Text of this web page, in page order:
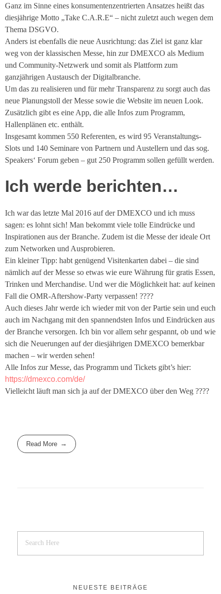
Ganz im Sinne eines konsumentenzentrierten Ansatzes heißt das
diesjährige Motto „Take C.A.R.E“ – nicht zuletzt auch wegen dem
Thema DSGVO.
Anders ist ebenfalls die neue Ausrichtung: das Ziel ist ganz klar
weg von der klassischen Messe, hin zur DMEXCO als Medium
und Community-Netzwerk und somit als Plattform zum
ganzjährigen Austausch der Digitalbranche.
Um das zu realisieren und für mehr Transparenz zu sorgt auch das
neue Planungstoll der Messe sowie die Website im neuen Look.
Zusätzlich gibt es eine App, die alle Infos zum Programm,
Hallenplänen etc. enthält.
Insgesamt kommen 550 Referenten, es wird 95 Veranstaltungs-
Slots und 140 Seminare von Partnern und Austellern und das sog.
Speakers‘ Forum geben – gut 250 Programm sollen gefüllt werden.
Ich werde berichten…
Ich war das letzte Mal 2016 auf der DMEXCO und ich muss
sagen: es lohnt sich! Man bekommt viele tolle Eindrücke und
Inspirationen aus der Branche. Zudem ist die Messe der ideale Ort
zum Networken und Ausprobieren.
Ein kleiner Tipp: habt genügend Visitenkarten dabei – die sind
nämlich auf der Messe so etwas wie eure Währung für gratis Essen,
Trinken und Merchandise. Und wer die Möglichkeit hat: auf keinen
Fall die OMR-Aftershow-Party verpassen! ????
Auch dieses Jahr werde ich wieder mit von der Partie sein und euch
auch im Nachgang mit den spannendsten Infos und Eindrücken aus
der Branche versorgen. Ich bin vor allem sehr gespannt, ob und wie
sich die Neuerungen auf der diesjährigen DMEXCO bemerkbar
machen – wir werden sehen!
Alle Infos zur Messe, das Programm und Tickets gibt’s hier:
https://dmexco.com/de/
Vielleicht läuft man sich ja auf der DMEXCO über den Weg ????
Read More
NEUESTE BEITRÄGE